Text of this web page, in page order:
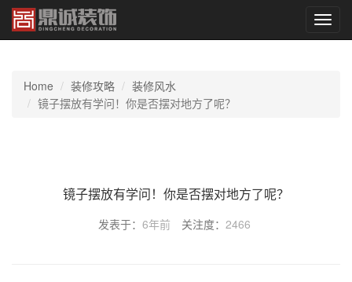
切
换
Home 装修攻略
装修风水
镜子摆放有学问！你是否摆对地方了呢？
镜子摆放有学问！你是否摆对地方了呢？
发表于： 6年前 关注度： 2466